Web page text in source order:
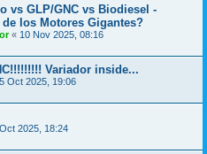
vs GLP/GNC vs Biodiesel -
los Motores Gigantes?
« 10 Nov 2025, 08:16
Variador inside...
Oct 2025, 19:06
2025, 18:24